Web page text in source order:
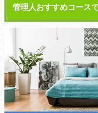
管理人おすすめコース